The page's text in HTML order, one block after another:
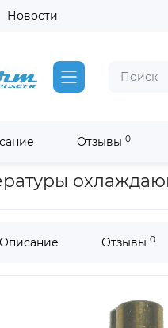
Новости
Отзывы 0
двигатель Cummins Датчик
Описание Отзывы 0